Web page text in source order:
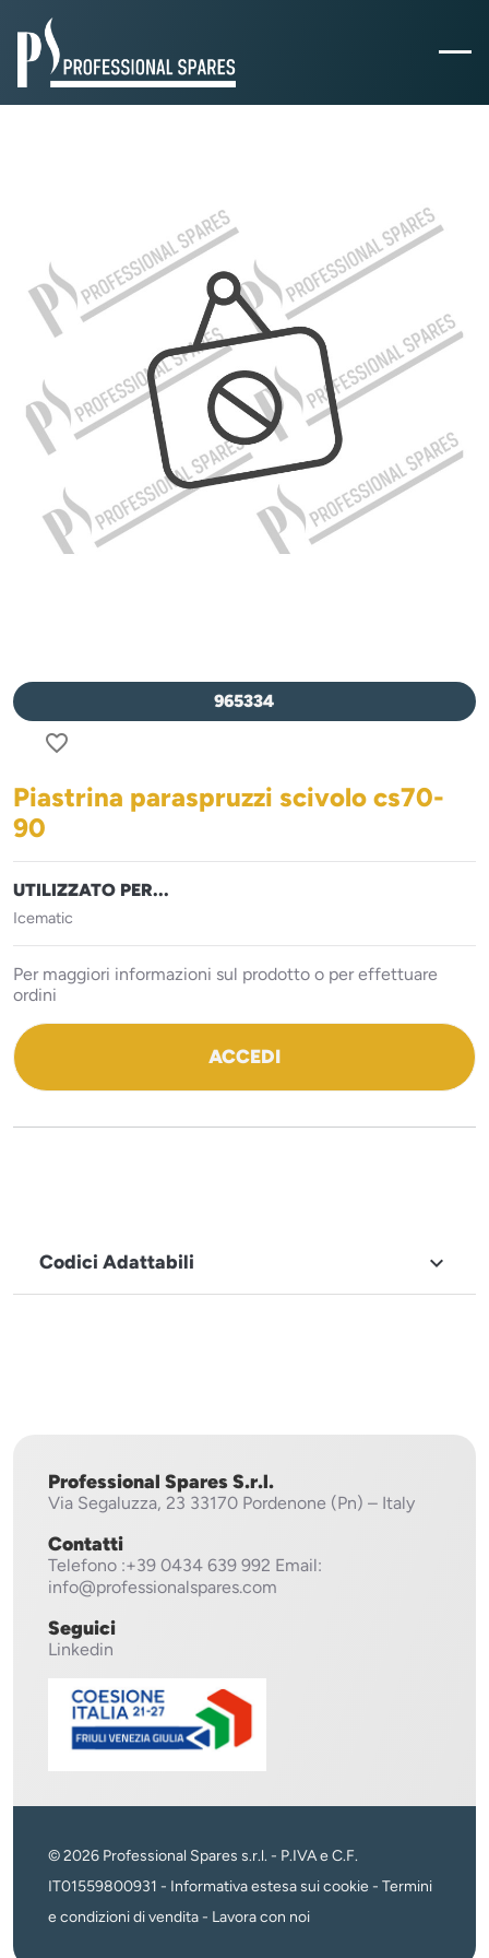
965334
favorite_border
Piastrina paraspruzzi scivolo cs70-
90
UTILIZZATO PER...
Icematic
Per maggiori informazioni sul prodotto o per effettuare
ordini
ACCEDI
Codici Adattabili 
Professional Spares S.r.l.
Via Segaluzza, 23 33170 Pordenone (Pn) – Italy
Contatti
Telefono :+39 0434 639 992 Email:
info@professionalspares.com
Seguici
Linkedin
© 2026 Professional Spares s.r.l. - P.IVA e C.F.
IT01559800931 - Informativa estesa sui cookie - Termini
e condizioni di vendita- Lavora con noi